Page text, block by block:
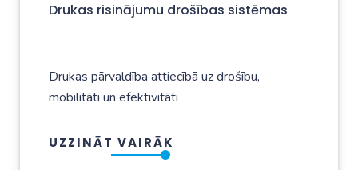
Drukas risinājumu drošības sistēmas
Drukas pārvaldība attiecībā uz drošību,
mobilitāti un efektivitāti
UZZINĀT VAIRĀK